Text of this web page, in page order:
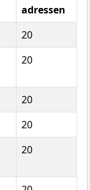
adressen
20
20
20
20
20